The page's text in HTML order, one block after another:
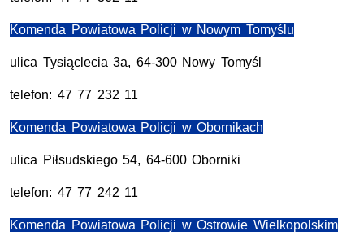
Komenda Powiatowa Policji w Nowym Tomyślu
ulica Tysiąclecia 3a, 64-300 Nowy Tomyśl
telefon: 47 77 232 11
Komenda Powiatowa Policji w Obornikach
ulica Piłsudskiego 54, 64-600 Oborniki
telefon: 47 77 242 11
Komenda Powiatowa Policji w Ostrowie Wielkopolskim